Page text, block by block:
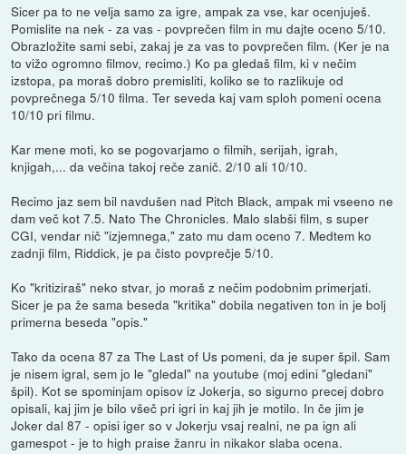
Sicer pa to ne velja samo za igre, ampak za vse, kar ocenjuješ.
Pomislite na nek - za vas - povprečen film in mu dajte oceno 5/10.
Obrazložite sami sebi, zakaj je za vas to povprečen film. (Ker je na
to vižo ogromno filmov, recimo.) Ko pa gledaš film, ki v nečim
izstopa, pa moraš dobro premisliti, koliko se to razlikuje od
povprečnega 5/10 filma. Ter seveda kaj vam sploh pomeni ocena
10/10 pri filmu.
Kar mene moti, ko se pogovarjamo o filmih, serijah, igrah,
knjigah,... da večina takoj reče zanič. 2/10 ali 10/10.
Recimo jaz sem bil navdušen nad Pitch Black, ampak mi vseeno ne
dam več kot 7.5. Nato The Chronicles. Malo slabši film, s super
CGI, vendar nič "izjemnega," zato mu dam oceno 7. Medtem ko
zadnji film, Riddick, je pa čisto povprečje 5/10.
Ko "kritiziraš" neko stvar, jo moraš z nečim podobnim primerjati.
Sicer je pa že sama beseda "kritika" dobila negativen ton in je bolj
primerna beseda "opis."
Tako da ocena 87 za The Last of Us pomeni, da je super špil. Sam
je nisem igral, sem jo le "gledal" na youtube (moj edini "gledani"
špil). Kot se spominjam opisov iz Jokerja, so sigurno precej dobro
opisali, kaj jim je bilo všeč pri igri in kaj jih je motilo. In če jim je
Joker dal 87 - opisi iger so v Jokerju vsaj realni, ne pa ign ali
gamespot - je to high praise žanru in nikakor slaba ocena.